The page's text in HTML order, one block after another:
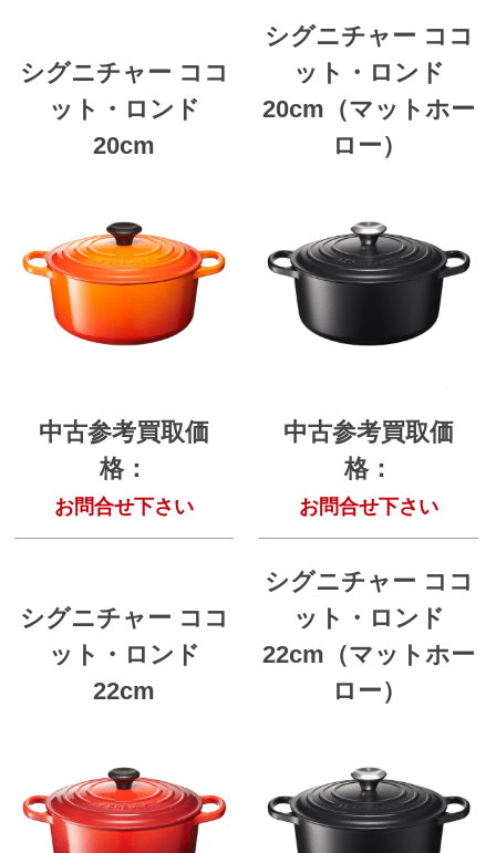
シグニチャー ココ
ット・ロンド
20cm
中古参考買取価
格：
お問合せ下さい
シグニチャー ココ
ット・ロンド
20cm（マットホー
ロー）
中古参考買取価
格：
お問合せ下さい
シグニチャー ココ
ット・ロンド
22cm
シグニチャー ココ
ット・ロンド
22cm（マットホー
ロー）